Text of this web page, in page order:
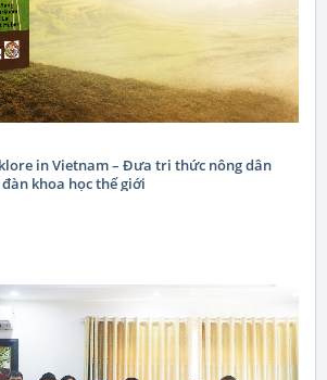
in Vietnam – Đưa tri thức nông dân
khoa học thế giới